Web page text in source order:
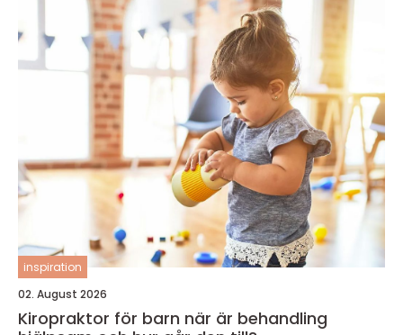
inspiration
02. August 2026
Kiropraktor för barn när är behandling